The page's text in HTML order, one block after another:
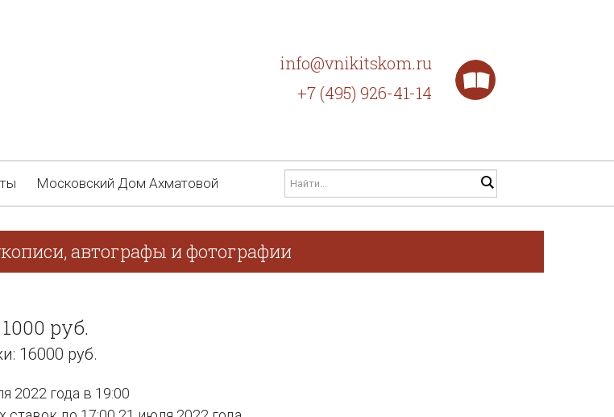
info@vnikitskom.ru
+7 (495) 926-41-14
Московский Дом Ахматовой
автографы и фотографии
руб.
16000 руб.
2022 года в 19:00